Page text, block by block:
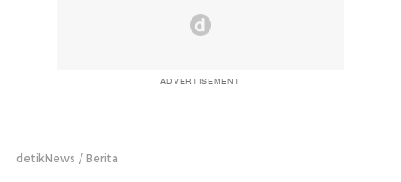
ADVERTISEMENT
detikNews Berita